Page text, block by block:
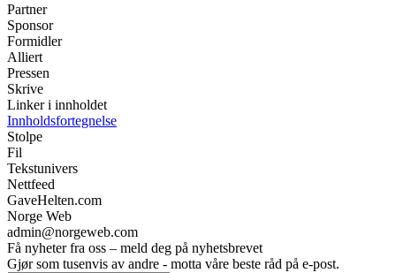
Partner
Sponsor
Formidler
Alliert
Pressen
Skrive
Linker i innholdet
Innholdsfortegnelse
Stolpe
Fil
Tekstunivers
Nettfeed
GaveHelten.com
Norge Web
admin@norgeweb.com
Få nyheter fra oss – meld deg på nyhetsbrevet
Gjør som tusenvis av andre - motta våre beste råd på e-post.